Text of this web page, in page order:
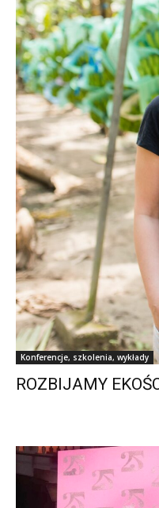
Konferencje, szkolenia, wykłady
ROZBIJAMY